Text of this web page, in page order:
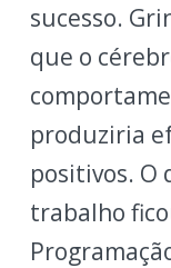
sucesso.
que o
produziria
positivos. O
trabalho